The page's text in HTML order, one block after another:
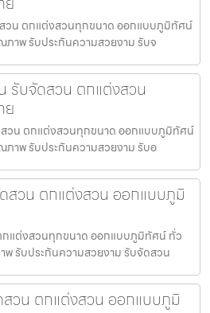
วน ตกแต่งสวนทุกขนาด ออกแบบภูมิทัศน์
ภาพ รับประกันความสวยงาม รับจ
รับจัดสวน ตกแต่งสวน
ย
วน ตกแต่งสวนทุกขนาด ออกแบบภูมิทัศน์
ภาพ รับประกันความสวยงาม รับอ
สวน ตกแต่งสวน ออกแบบภูมิ
กแต่งสวนทุกขนาด ออกแบบภูมิทัศน์ ทั่ว
พ รับประกันความสวยงาม รับจัดสวน
วน ตกแต่งสวน ออกแบบภูมิ